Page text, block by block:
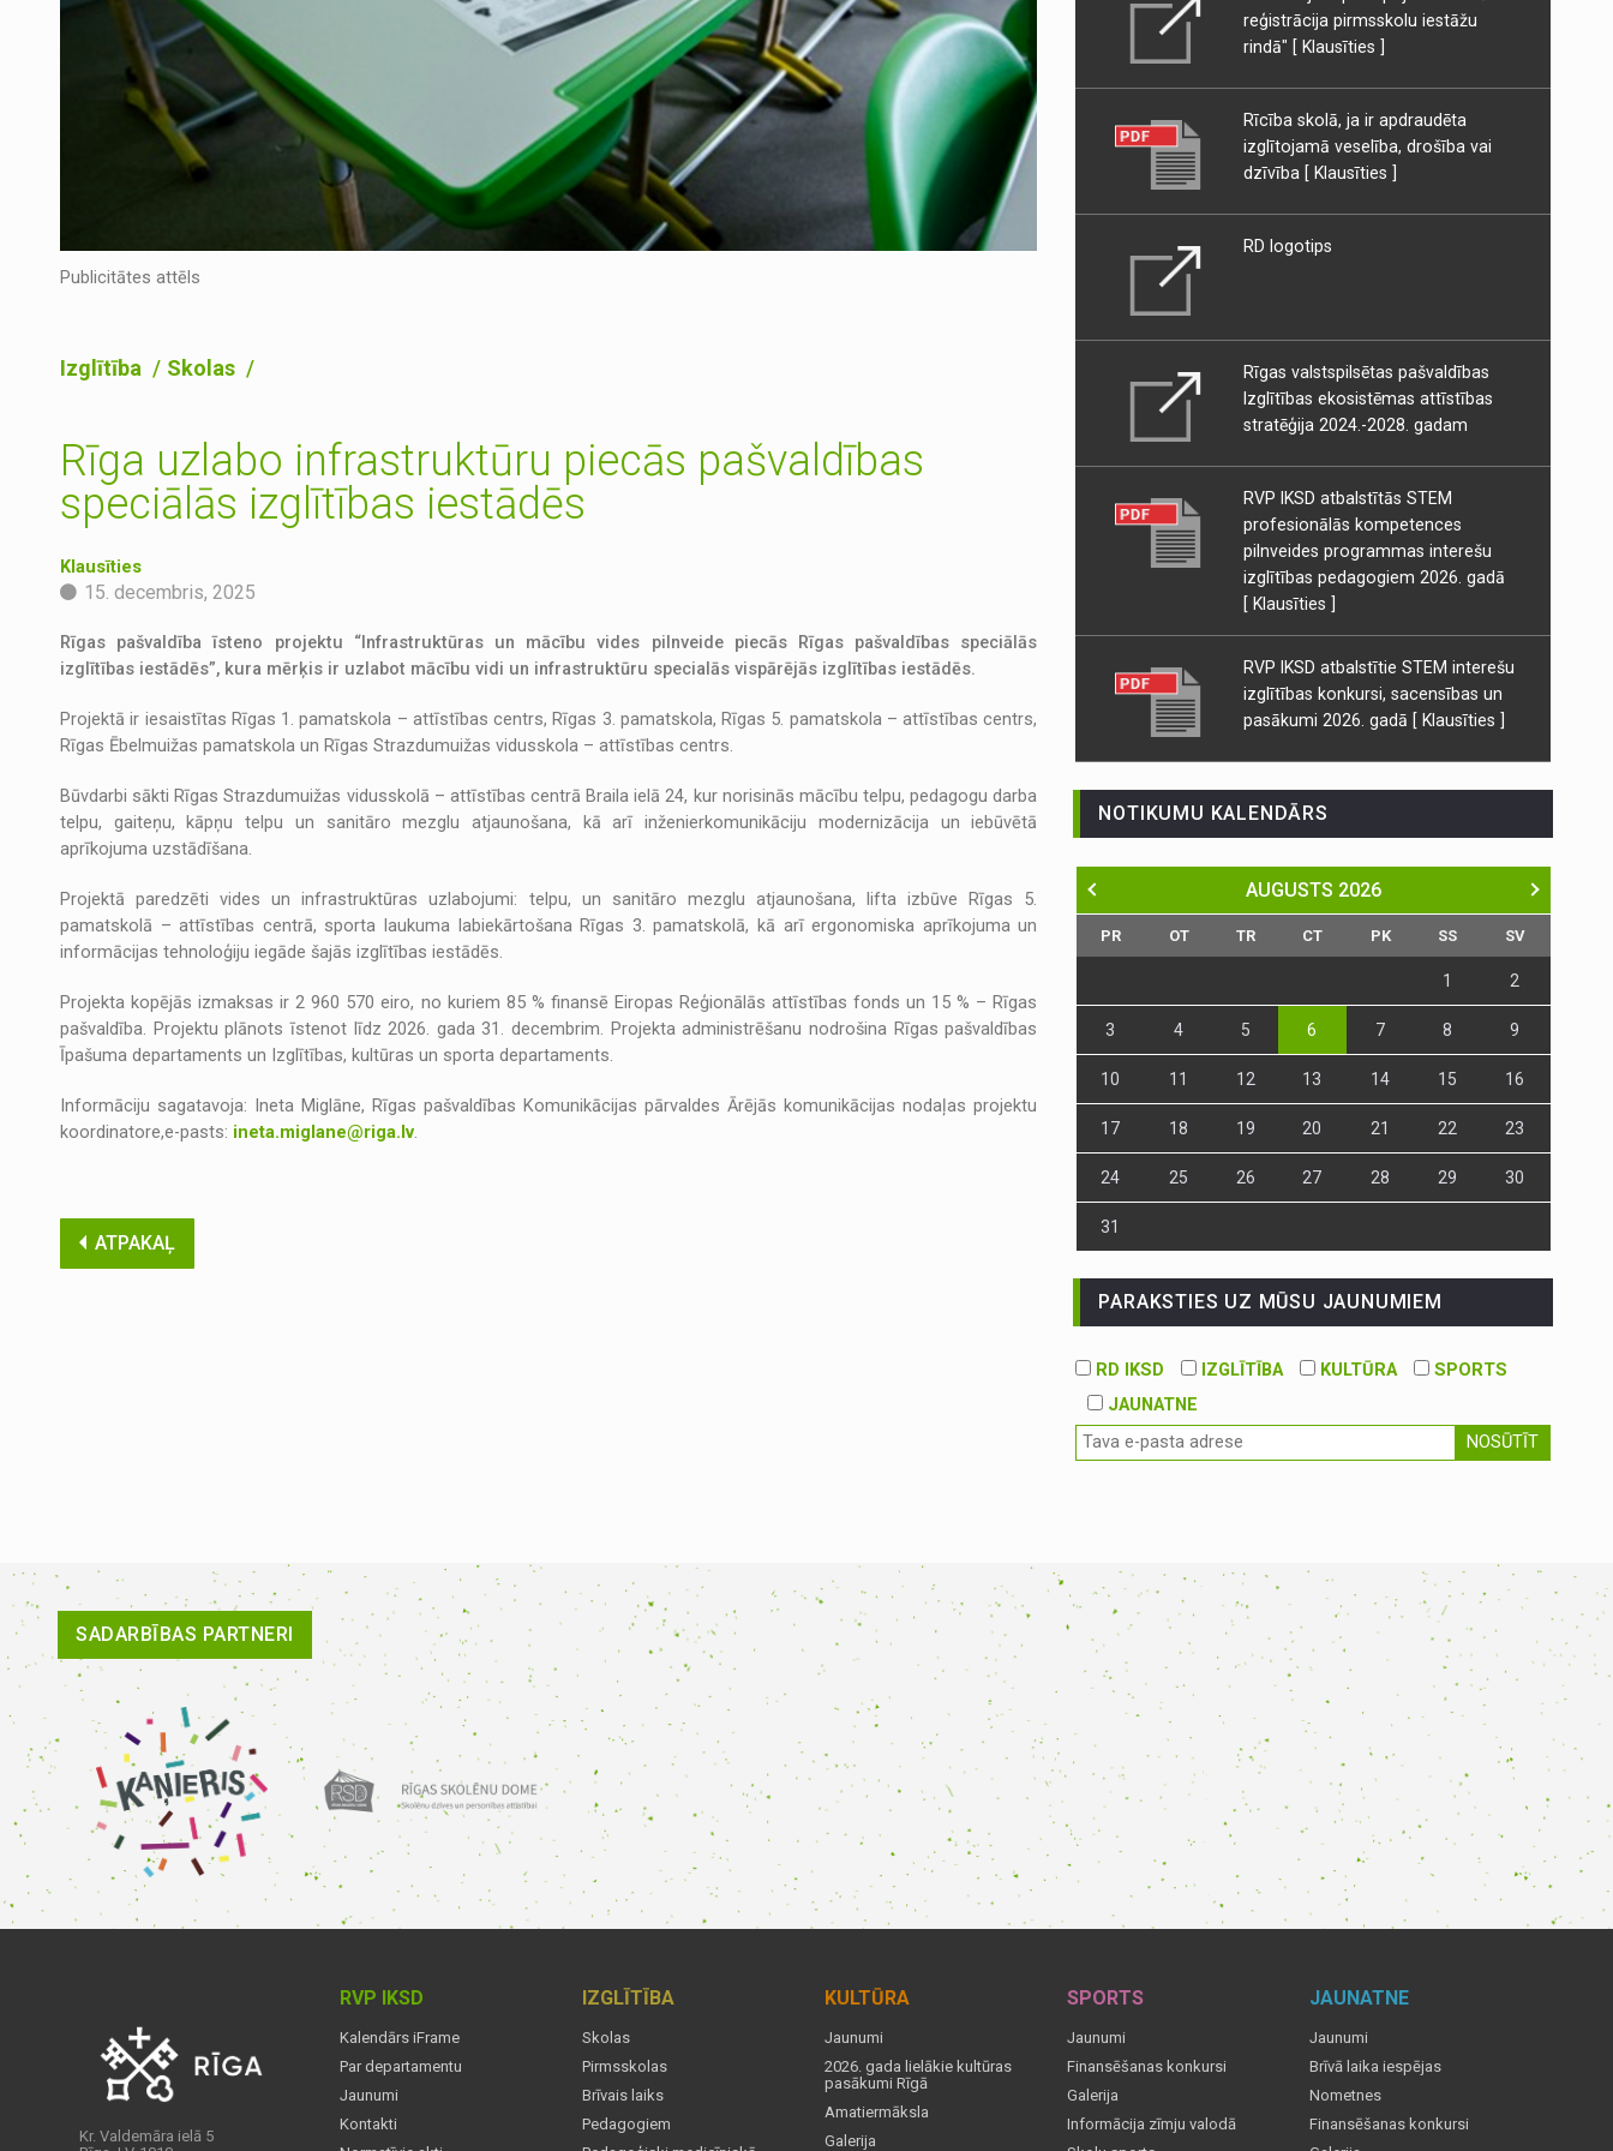
Publicitātes attēls
Izglītība Skolas
Rīga uzlabo infrastruktūru piecās pašvaldības
speciālās izglītības iestādēs
Klausīties
15. decembris, 2025
Rīgas pašvaldība īsteno projektu “Infrastruktūras un mācību vides pilnveide piecās Rīgas pašvaldības speciālās
izglītības iestādēs”, kura mērķis ir uzlabot mācību vidi un infrastruktūru specialās vispārējās izglītības iestādēs.
Projektā ir iesaistītas Rīgas 1. pamatskola – attīstības centrs, Rīgas 3. pamatskola, Rīgas 5. pamatskola – attīstības centrs,
Rīgas Ēbelmuižas pamatskola un Rīgas Strazdumuižas vidusskola – attīstības centrs.
Būvdarbi sākti Rīgas Strazdumuižas vidusskolā – attīstības centrā Braila ielā 24, kur norisinās mācību telpu, pedagogu darba
telpu, gaiteņu, kāpņu telpu un sanitāro mezglu atjaunošana, kā arī inženierkomunikāciju modernizācija un iebūvētā
aprīkojuma uzstādīšana.
Projektā paredzēti vides un infrastruktūras uzlabojumi: telpu, un sanitāro mezglu atjaunošana, lifta izbūve Rīgas 5.
pamatskolā – attīstības centrā, sporta laukuma labiekārtošana Rīgas 3. pamatskolā, kā arī ergonomiska aprīkojuma un
informācijas tehnoloģiju iegāde šajās izglītības iestādēs.
Projekta kopējās izmaksas ir 2 960 570 eiro, no kuriem 85 % finansē Eiropas Reģionālās attīstības fonds un 15 % – Rīgas
pašvaldība. Projektu plānots īstenot līdz 2026. gada 31. decembrim. Projekta administrēšanu nodrošina Rīgas pašvaldības
Īpašuma departaments un Izglītības, kultūras un sporta departaments.
Informāciju sagatavoja: Ineta Miglāne, Rīgas pašvaldības Komunikācijas pārvaldes Ārējās komunikācijas nodaļas projektu
koordinatore,e-pasts: ineta.miglane@riga.lv.
ATPAKAĻ
reģistrācija pirmsskolu iestāžu
rindā" [ Klausīties ]
Rīcība skolā, ja ir apdraudēta
izglītojamā veselība, drošība vai
dzīvība [ Klausīties ]
RD logotips
Rīgas valstspilsētas pašvaldības
Izglītības ekosistēmas attīstības
stratēģija 2024.-2028. gadam
RVP IKSD atbalstītās STEM
profesionālās kompetences
pilnveides programmas interešu
izglītības pedagogiem 2026. gadā
[ Klausīties ]
RVP IKSD atbalstītie STEM interešu
izglītības konkursi, sacensības un
pasākumi 2026. gadā [ Klausīties ]
NOTIKUMU KALENDĀRS
AUGUSTS 2026
PR OT TR CT PK SS SV
1 2
3 4 5 6 7 8 9
10 11 12 13 14 15 16
17 18 19 20 21 22 23
24 25 26 27 28 29 30
31
PARAKSTIES UZ MŪSU JAUNUMIEM
RD IKSD IZGLĪTĪBA KULTŪRA
SPORTS
JAUNATNE
NOSŪTĪT
SADARBĪBAS PARTNERI
Kr. Valdemāra ielā 5
RVP IKSD
Kalendārs iFrame
Par departamentu
Jaunumi
Kontakti
IZGLĪTĪBA
Skolas
Pirmsskolas
Brīvais laiks
Pedagogiem
KULTŪRA
Jaunumi
2026. gada lielākie kultūras
pasākumi Rīgā
Amatiermāksla
Galerija
SPORTS
Jaunumi
Finansēšanas konkursi
Galerija
Informācija zīmju valodā
JAUNATNE
Jaunumi
Brīvā laika iespējas
Nometnes
Finansēšanas konkursi